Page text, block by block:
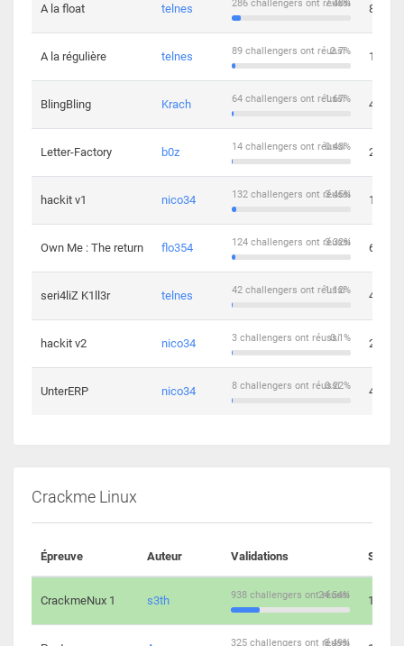
A la float telnes 7.48%
286 challengers ont réussi 8
A la régulière telnes 2.7%
89 challengers ont réussi 10
BlingBling Krach 1.67%
64 challengers ont réussi 4
Letter-Factory b0z 0.43%
14 challengers ont réussi 2
hackit v1 nico34 3.45%
132 challengers ont réussi 12
Own Me : The return flo354 3.32%
124 challengers ont réussi 6
seri4liZ K1ll3r telnes 1.12%
42 challengers ont réussi 4
hackit v2 nico34 0.1%
3 challengers ont réussi 2
UnterERP nico34 0.22%
8 challengers ont réussi 4
Crackme Linux
Épreuve Auteur Validations
CrackmeNux 1 s3th 24.54%
938 challengers ont réussi 14
8.49%
325 challengers ont réussi